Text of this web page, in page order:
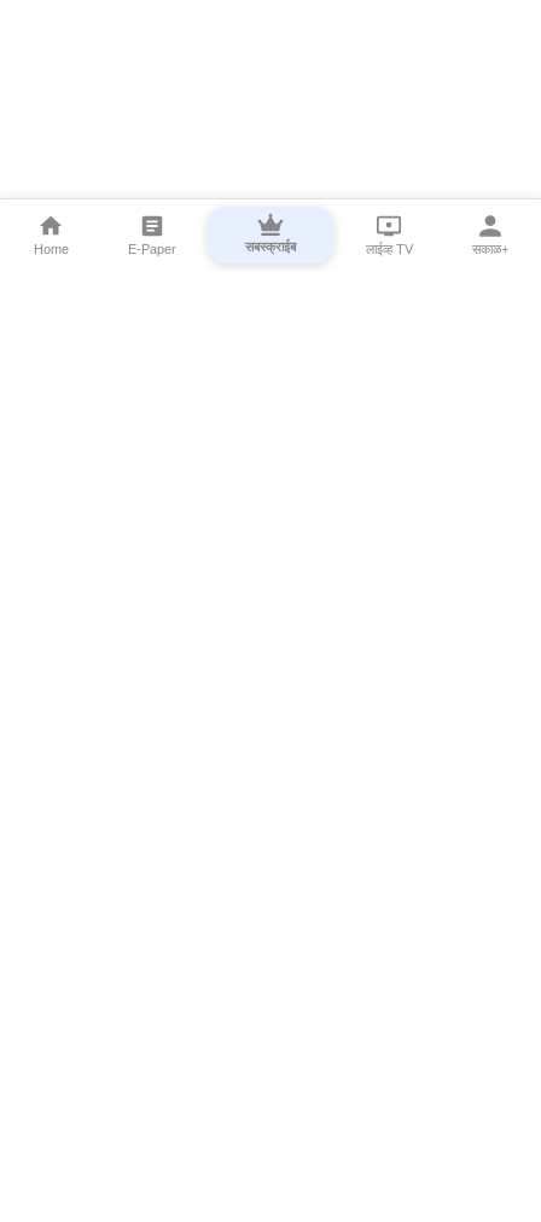
Home E-Paper सबस्क्राईब लाईव्ह TV सकाळ+